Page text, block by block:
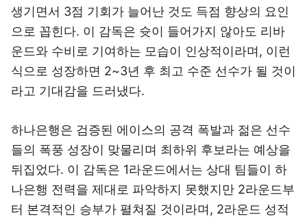
생기면서 3점 기회가 늘어난 것도 득점 향상의 요인
으로 꼽힌다. 이 감독은 슛이 들어가지 않아도 리바
운드와 수비로 기여하는 모습이 인상적이라며, 이런
식으로 성장하면 2~3년 후 최고 수준 선수가 될 것이
라고 기대감을 드러냈다.
하나은행은 검증된 에이스의 공격 폭발과 젊은 선수
들의 폭풍 성장이 맞물리며 최하위 후보라는 예상을
뒤집었다. 이 감독은 1라운드에서는 상대 팀들이 하
나은행 전력을 제대로 파악하지 못했지만 2라운드부
터 본격적인 승부가 펼쳐질 것이라며, 2라운드 성적